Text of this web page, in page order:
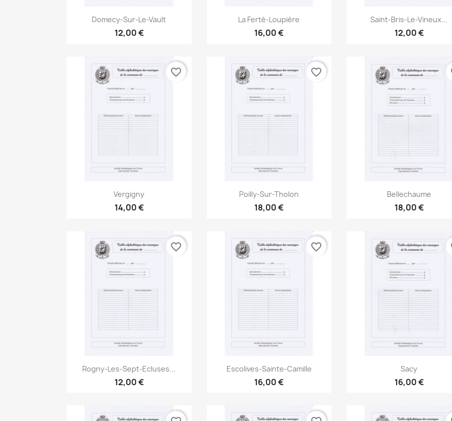
Aperçu rapide
Domecy-Sur-Le-Vault
12,00 €
Aperçu rapide
La Ferté-Loupière
16,00 €
Aperçu rapide
Saint-Bris-Le-Vineux...
12,00 €
Aperçu rapide
Vergigny
14,00 €
favorite_border
Aperçu rapide
Poilly-Sur-Tholon
18,00 €
favorite_border
Aperçu rapide
Bellechaume
18,00 €
Aperçu rapide
Rogny-Les-Sept-Ecluses...
12,00 €
favorite_border
Aperçu rapide
Escolives-Sainte-Camille
16,00 €
favorite_border
Aperçu rapide
Sacy
16,00 €